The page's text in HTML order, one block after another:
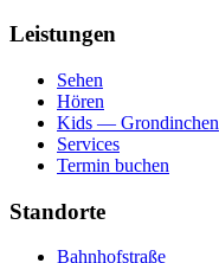
Leistungen
Sehen
Hören
Kids — Grondinchen
Services
Termin buchen
Standorte
Bahnhofstraße